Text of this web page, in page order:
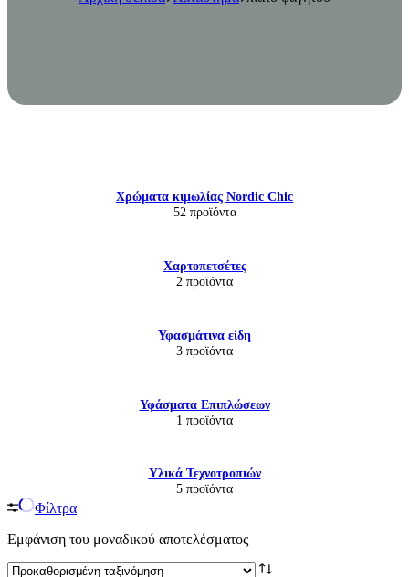
Χρώματα κιμωλίας Nordic Chic
52 προϊόντα
Χαρτοπετσέτες
2 προϊόντα
Υφασμάτινα είδη
3 προϊόντα
Υφάσματα Επιπλώσεων
1 προϊόντα
Υλικά Τεχνοτροπιών
5 προϊόντα
Φίλτρα
Εμφάνιση του μοναδικού αποτελέσματος